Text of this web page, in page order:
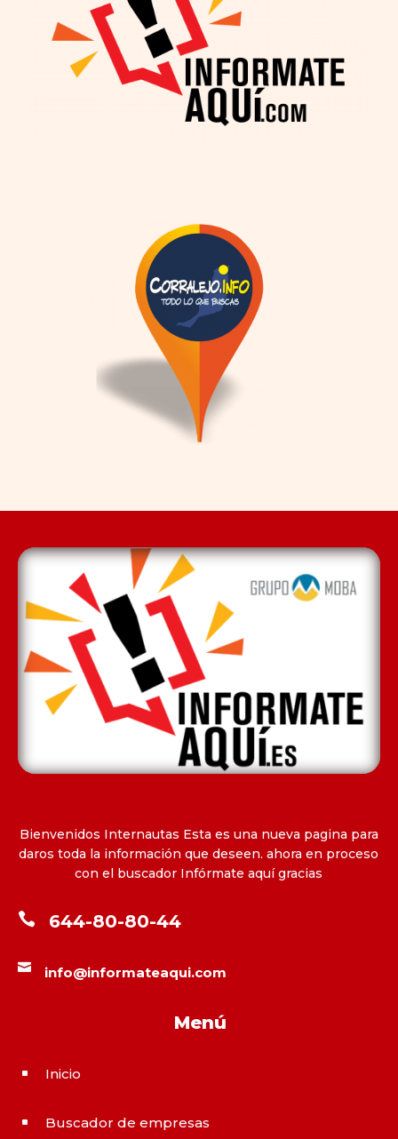
Bienvenidos Internautas Esta es una nueva pagina para
daros toda la información que deseen. ahora en proceso
con el buscador Infórmate aquí gracias
 644-80-80-44
 info@informateaqui.com
Menú
^ Inicio
^ Buscador de empresas